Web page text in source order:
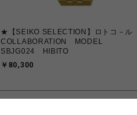
★【SEIKO SELECTION】ロトコ－ル
COLLABORATION MODEL
SBJG024 HIBITO
￥80,300